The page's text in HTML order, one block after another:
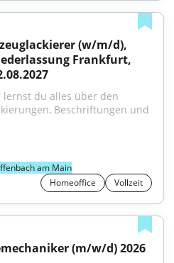
(w/m/d),
lernst du alles über den
Beschriftungen und
am Main
Homeoffice
Vollzeit
(m/w/d) 2026